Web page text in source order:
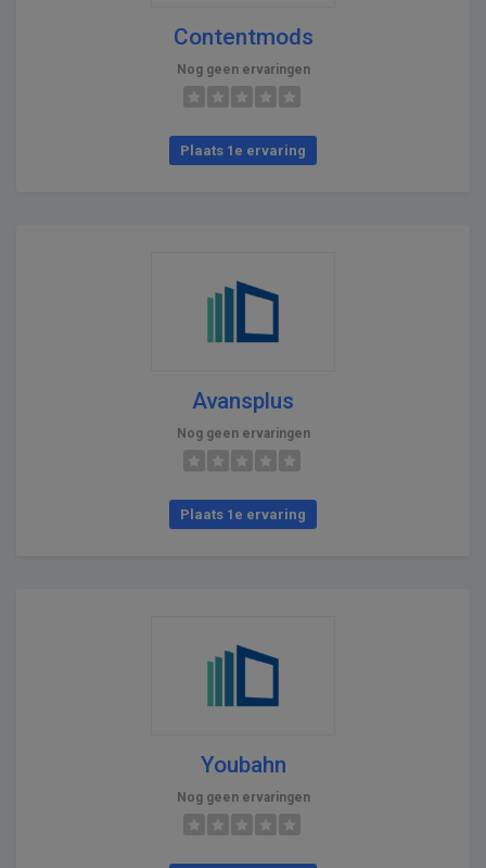
Contentmods
Nog geen ervaringen
Plaats 1e ervaring
Avansplus
Nog geen ervaringen
Plaats 1e ervaring
Youbahn
Nog geen ervaringen